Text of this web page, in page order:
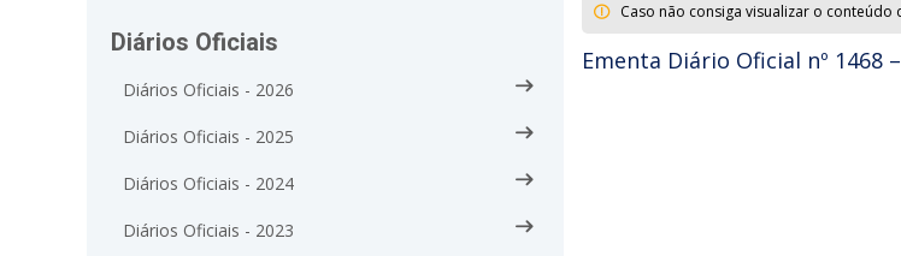
Diários Oficiais
Diários Oficiais - 2026
Diários Oficiais - 2025
Diários Oficiais - 2024
Diários Oficiais - 2023
Caso não consiga visualizar o conteúdo
Ementa Diário Oficial nº 1468